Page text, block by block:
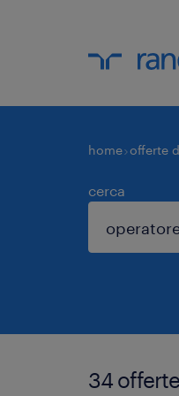
home offerte
cerca
34